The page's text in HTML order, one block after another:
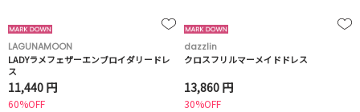
LAGUNAMOON
LADYラメフェザーエンブロイダリードレ
ス
11,440 円
60%OFF
dazzlin
クロスフリルマーメイドドレス
13,860 円
30%OFF